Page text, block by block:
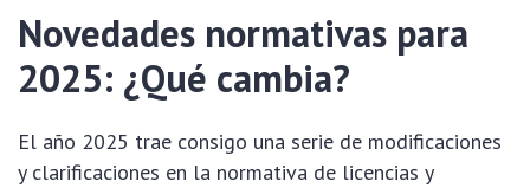
Novedades normativas para
2025: ¿Qué cambia?
El año 2025 trae consigo una serie de modificaciones
y clarificaciones en la normativa de licencias y